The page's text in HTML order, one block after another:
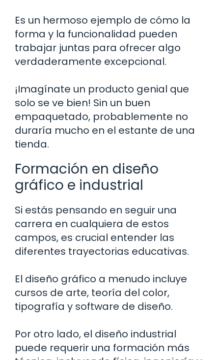
Es un hermoso ejemplo de cómo la
forma y la funcionalidad pueden
trabajar juntas para ofrecer algo
verdaderamente excepcional.
¡Imagínate un producto genial que
solo se ve bien! Sin un buen
empaquetado, probablemente no
duraría mucho en el estante de una
tienda.
Formación en diseño
gráfico e industrial
Si estás pensando en seguir una
carrera en cualquiera de estos
campos, es crucial entender las
diferentes trayectorias educativas.
El diseño gráfico a menudo incluye
cursos de arte, teoría del color,
tipografía y software de diseño.
Por otro lado, el diseño industrial
puede requerir una formación más